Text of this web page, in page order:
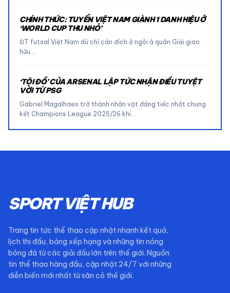
CHÍNH THỨC: TUYỂN VIỆT NAM GIÀNH 1 DANH HIỆU Ở
‘WORLD CUP THU NHỎ’
ĐT futsal Việt Nam dù chỉ cán đích ở ngôi á quân Giải giao
hữu…
‘TỘI ĐỒ’ CỦA ARSENAL LẬP TỨC NHẬN ĐIỀU TUYỆT
VỜI TỪ PSG
Gabriel Magalhaes trở thành nhân vật đáng tiếc nhất chung
kết Champions League 2025/26 khi…
SPORT VIỆT HUB
Trang tin tức thể thao cập nhật nhanh kết quả,
lịch thi đấu, bảng xếp hạng và những tin nóng
bóng đá từ các giải đấu lớn trên thế giới. Nguồn
tin thể thao hàng đầu, cập nhật 24/7 với những
diễn biến mới nhất từ sân cỏ thế giới.